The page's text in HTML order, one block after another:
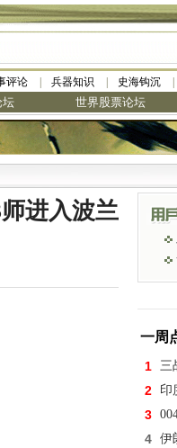
评论 兵器知识 史海钩沉
坛 世界股票论坛
进入波兰
一周
1 三
2 印
3
4 伊